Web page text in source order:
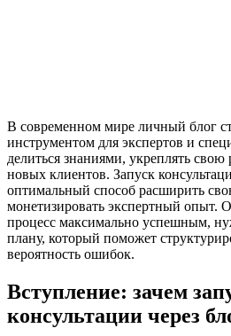
В современном мире личный блог
инструментом для экспертов и
делиться знаниями, укреплять
новых клиентов. Запуск
оптимальный способ расширить
монетизировать экспертный опыт.
процесс максимально успешным,
плану, который поможет
вероятность ошибок.
Вступление: зачем
консультации через